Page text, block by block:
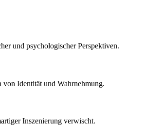
und psychologischer Perspektiven.
Identität und Wahrnehmung.
Inszenierung verwischt.